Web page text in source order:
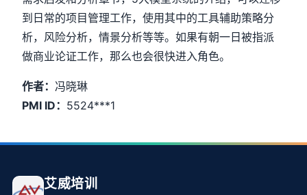
到日常的项目管理工作，使用其中的工具辅助策略分
析，风险分析，情景分析等等。如果有朝一日被指派
做商业论证工作，那么也会很快进入角色。
作者： 冯晓琳
PMI ID： 5524***1
艾威培训